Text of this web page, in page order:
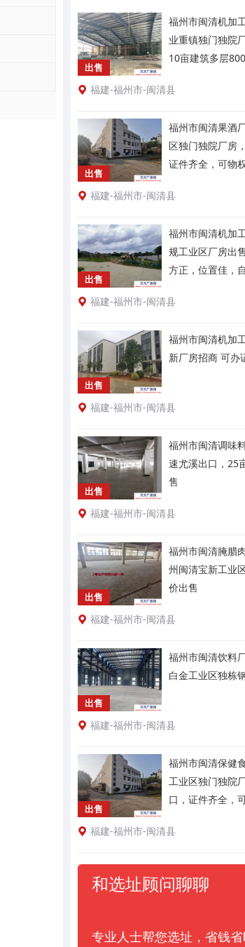
出售
福州市闽清机加
业重镇独门独院
10亩建筑多层
福建-福州市-闽清县
出售
福州市闽清果酒
区独门独院厂房
证件齐全，可物
福建-福州市-闽清县
出售
福州市闽清机加
规工业区厂房出
方正，位置佳，
福建-福州市-闽清县
出售
福州市闽清机加
新厂房招商 可办
福建-福州市-闽清县
出售
福州市闽清调味
速尤溪出口，25
售
福建-福州市-闽清县
出售
福州市闽清腌腊
州闽清宝新工业
价出售
福建-福州市-闽清县
出售
福州市闽清饮料
白金工业区独栋
福建-福州市-闽清县
出售
福州市闽清保健
工业区独门独院
口，证件齐全，
福建-福州市-闽清县
和选址顾问聊聊
专业人士帮您选址，省钱